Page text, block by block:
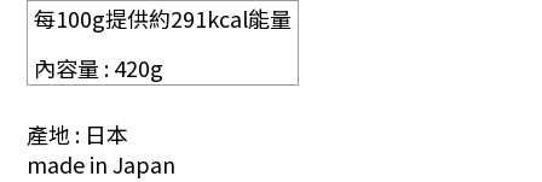
每100g提供約291kcal能量
內容量 : 420g
產地 : 日本
made in Japan